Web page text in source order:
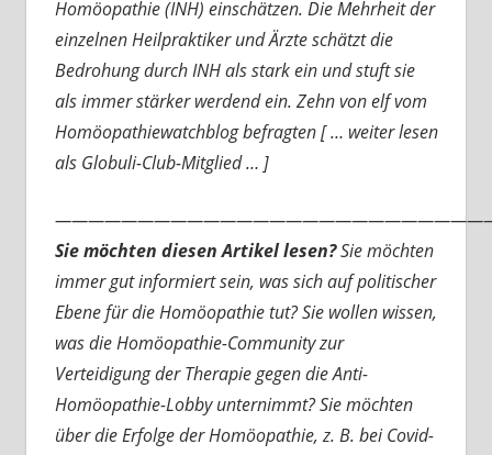
Homöopathie (INH) einschätzen. Die Mehrheit der
einzelnen Heilpraktiker und Ärzte schätzt die
Bedrohung durch INH als stark ein und stuft sie
als immer stärker werdend ein. Zehn von elf vom
Homöopathiewatchblog befragten [ … weiter lesen
als Globuli-Club-Mitglied … ]
Sie möchten diesen Artikel lesen?Sie möchten
immer gut informiert sein, was sich auf politischer
Ebene für die Homöopathie tut? Sie wollen wissen,
was die Homöopathie-Community zur
Verteidigung der Therapie gegen die Anti-
Homöopathie-Lobby unternimmt? Sie möchten
über die Erfolge der Homöopathie, z. B. bei Covid-